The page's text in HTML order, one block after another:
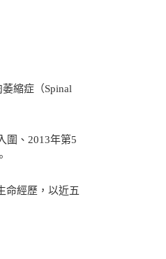
縮症（Spinal
圍、2013年第5
命經歷，以近五